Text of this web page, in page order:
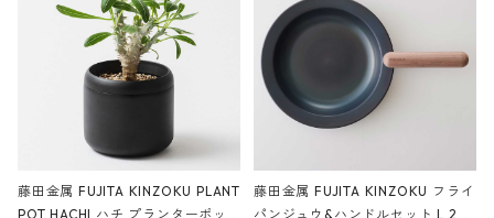
藤田金属 FUJITA KINZOKU PLANT
POT HACHI ハチ プランターポッ
藤田金属 FUJITA KINZOKU フライ
パンジュウ&ハンドルセット L 24c